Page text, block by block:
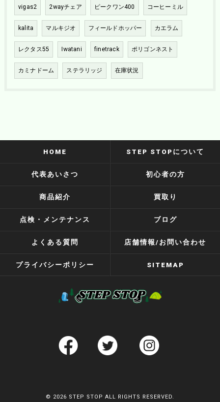
vigas2 2wayチェア ピークワン400 コーヒーミル
kalita マルキジオ フィールドホッパー カエラム
レクタス55 Iwatani finetrack ポリゴンネスト
カミナドーム ステラリッジ 在庫状況
HOME STEP STOPについて
代表あいさつ 初心者の方
商品紹介 買取り
点検・メンテナンス ブログ
よくある質問 店舗情報/お問い合わせ
プライバシーポリシー SITEMAP
© 2026 STEP STOP ALL RIGHTS RESERVED.